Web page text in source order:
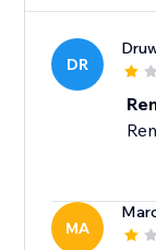
DR
MA